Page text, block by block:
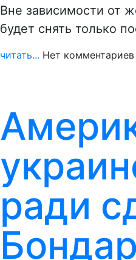
Вне зависимости от
будет снять только
читать... Нет комментариев
ради